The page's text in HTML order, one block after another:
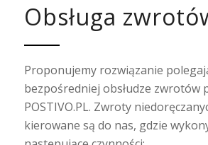
Obsługa
Proponujemy rozwiązanie
bezpośredniej obsłudze zwrotów
POSTIVO.PL. Zwroty
kierowane są do nas, gdzie